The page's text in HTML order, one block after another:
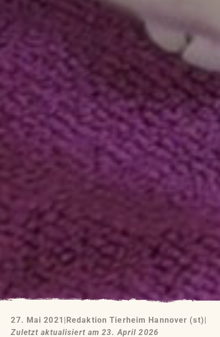
27. Mai 2021 |Redaktion Tierheim Hannover (st)|
Zuletzt aktualisiert am 23. April 2026